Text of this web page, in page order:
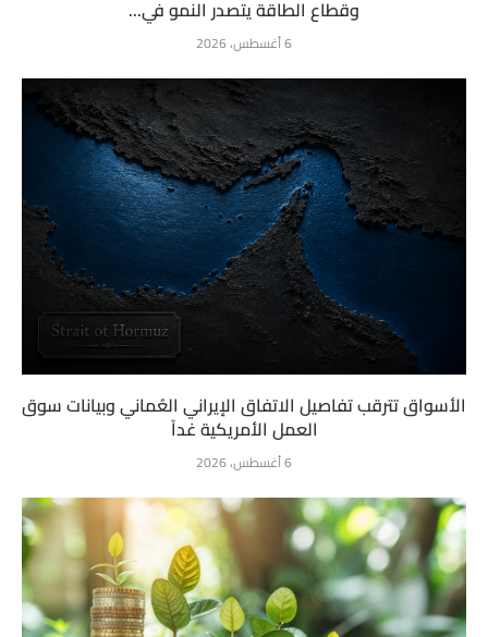
وقطاع الطاقة يتصدر النمو في...
6 أغسطس، 2026
الأسواق تترقب تفاصيل الاتفاق الإيراني العُماني وبيانات سوق
العمل الأمريكية غداً
6 أغسطس، 2026